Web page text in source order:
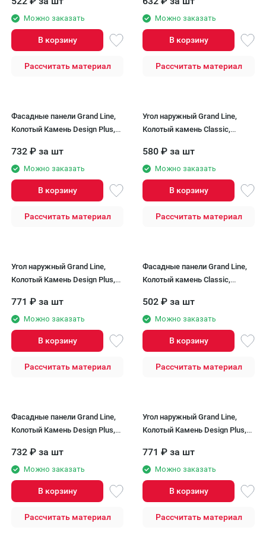
Можно заказать
В корзину
Рассчитать материал
Можно заказать
В корзину
Рассчитать материал
Фасадные панели Grand Line,
Колотый Камень Design Plus,
732 ₽ за шт
Можно заказать
В корзину
Рассчитать материал
Угол наружный Grand Line,
Колотый камень Classic,
580 ₽ за шт
Можно заказать
В корзину
Рассчитать материал
Угол наружный Grand Line,
Колотый Камень Design Plus,
771 ₽ за шт
Можно заказать
В корзину
Рассчитать материал
Фасадные панели Grand Line,
Колотый камень Classic,
502 ₽ за шт
Можно заказать
В корзину
Рассчитать материал
Фасадные панели Grand Line,
Колотый Камень Design Plus,
732 ₽ за шт
Можно заказать
В корзину
Рассчитать материал
Угол наружный Grand Line,
Колотый Камень Design Plus,
771 ₽ за шт
Можно заказать
В корзину
Рассчитать материал